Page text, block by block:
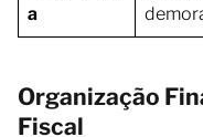
a
Organização
Fiscal